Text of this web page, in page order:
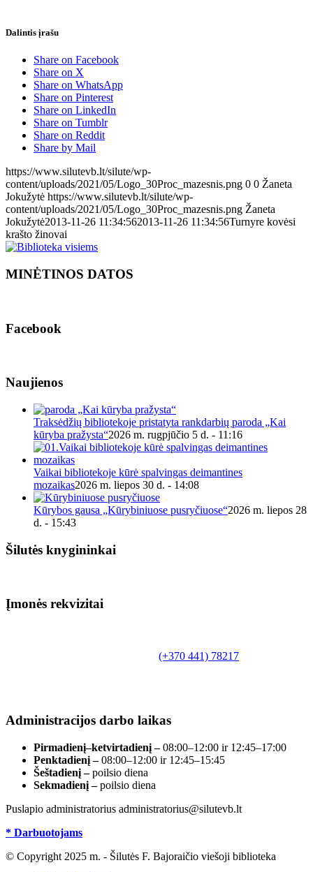
Dalintis įrašu
Share on Facebook
Share on X
Share on WhatsApp
Share on Pinterest
Share on LinkedIn
Share on Tumblr
Share on Reddit
Share by Mail
https://www.silutevb.lt/silute/wp-
content/uploads/2021/05/Logo_30Proc_mazesnis.png 0 0 Žaneta
Jokužytė https://www.silutevb.lt/silute/wp-
content/uploads/2021/05/Logo_30Proc_mazesnis.png Žaneta
Jokužytė2013-11-26 11:34:562013-11-26 11:34:56Turnyre kovėsi
krašto žinovai
MINĖTINOS DATOS
Facebook
Naujienos
Traksėdžių bibliotekoje pristatyta rankdarbių paroda „Kai
kūryba pražysta“2026 m. rugpjūčio 5 d. - 11:16
Vaikai bibliotekoje kūrė spalvingas deimantines
mozaikas2026 m. liepos 30 d. - 14:08
Kūrybos gausa „Kūrybiniuose pusryčiuose“2026 m. liepos 28
d. - 15:43
Šilutės knygininkai
Įmonės rekvizitai
(+370 441) 78217
Administracijos darbo laikas
Pirmadienį–ketvirtadienį –08:00–12:00 ir 12:45–17:00
Penktadienį –08:00–12:00 ir 12:45–15:45
Šeštadienį –poilsio diena
Sekmadienį –poilsio diena
Puslapio administratorius administratorius@silutevb.lt
* Darbuotojams
© Copyright 2025 m. - Šilutės F. Bajoraičio viešoji biblioteka